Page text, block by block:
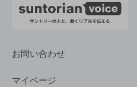
お問い合わせ
マイページ